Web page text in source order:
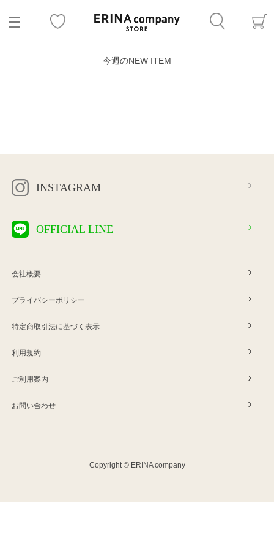
今週のNEW ITEM
INSTAGRAM
OFFICIAL LINE
会社概要
プライバシーポリシー
特定商取引法に基づく表示
利用規約
ご利用案内
お問い合わせ
Copyright © ERINA company